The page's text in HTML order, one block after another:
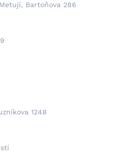
Bartoňova 286
1248